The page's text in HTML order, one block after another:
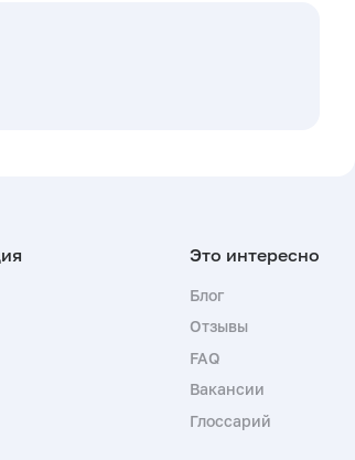
Блог
Отзывы
FAQ
Вакансии
Глоссарий